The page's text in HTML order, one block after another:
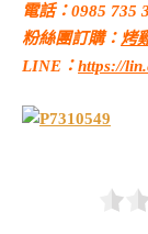
電話：0985 735
粉絲團訂購： 烤
LINE：https://